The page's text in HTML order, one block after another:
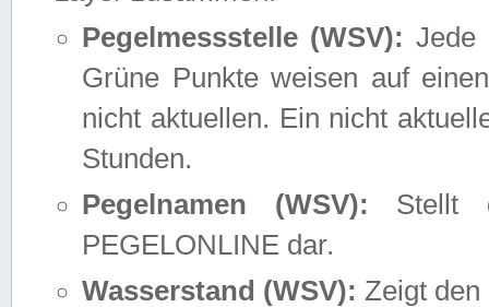
Pegelmessstelle (WSV): Jede
Grüne Punkte weisen auf
nicht aktuellen. Ein nicht
Stunden.
Pegelnamen (WSV): Stellt
PEGELONLINE dar.
Wasserstand (WSV): Zeigt den